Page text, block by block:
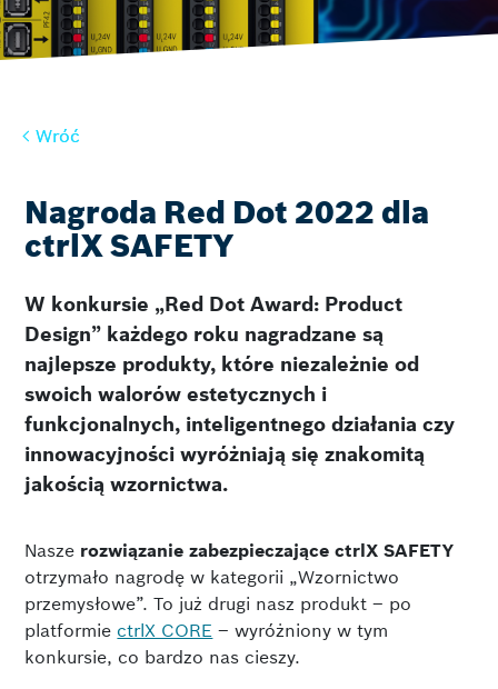
Wróć
Nagroda Red Dot 2022 dla
ctrlX SAFETY
W konkursie „Red Dot Award: Product
Design” każdego roku nagradzane są
najlepsze produkty, które niezależnie od
swoich walorów estetycznych i
funkcjonalnych, inteligentnego działania czy
innowacyjności wyróżniają się znakomitą
jakością wzornictwa.
Nasze rozwiązanie zabezpieczające ctrlX SAFETY
otrzymało nagrodę w kategorii „Wzornictwo
przemysłowe”. To już drugi nasz produkt – po
platformie ctrlX CORE – wyróżniony w tym
konkursie, co bardzo nas cieszy.
Wróć